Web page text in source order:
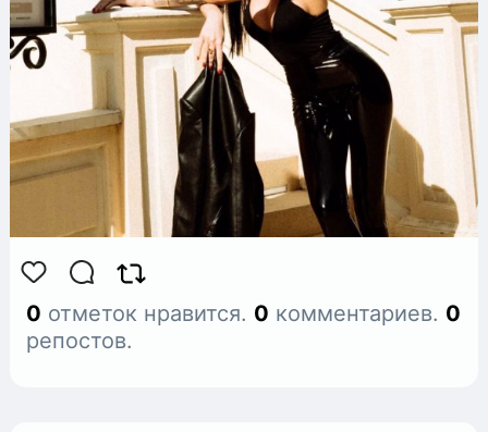
0 отметок нравится. 0 комментариев. 0
репостов.